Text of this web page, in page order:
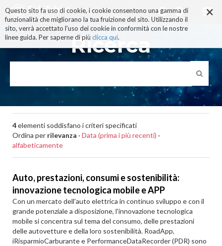
×
Questo sito fa uso di cookie, i cookie consentono una gamma di
funzionalità che migliorano la tua fruizione del sito. Utilizzando il
sito, verrà accettato l'uso dei cookie in conformità con le nostre
linee guida. Per saperne di più clicca qui.
ai
contenuti.
|
alla
navigazione
Ricerca
4elementi soddisfano i criteri specificati
Ordina per rilevanza · Data (prima i più recenti) ·
alfabeticamente
Auto, prestazioni, consumi e sostenibilità:
innovazione tecnologica mobile e APP
Con un mercato dell'auto elettrica in continuo sviluppo e con il
grande potenziale a disposizione, l'innovazione tecnologica
mobile si concentra sul tema del consumo, delle prestazioni
delle autovetture e della loro sostenibilità. RoadApp,
iRisparmioCarburante e PerformanceDataRecorder (PDR) sono